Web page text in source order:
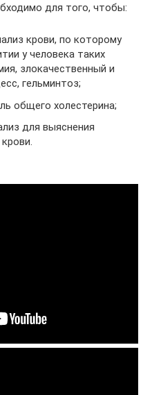
для того, чтобы:
крови, по которому
у человека таких
злокачественный и
гельминтоз;
общего холестерина;
для выяснения